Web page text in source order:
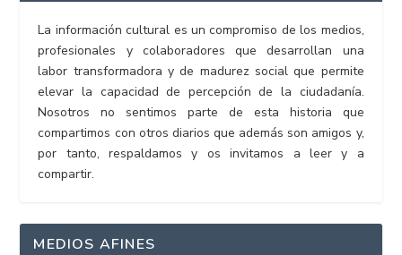
La información cultural es un compromiso de los medios,
profesionales y colaboradores que desarrollan una
labor transformadora y de madurez social que permite
elevar la capacidad de percepción de la ciudadanía.
Nosotros no sentimos parte de esta historia que
compartimos con otros diarios que además son amigos y,
por tanto, respaldamos y os invitamos a leer y a
compartir.
MEDIOS AFINES